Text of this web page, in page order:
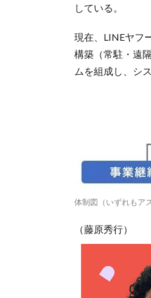
している。
現在、LINEヤフ
構築（常駐・遠
ムを組成し、シ
体制図（いずれもア
（藤原秀行）